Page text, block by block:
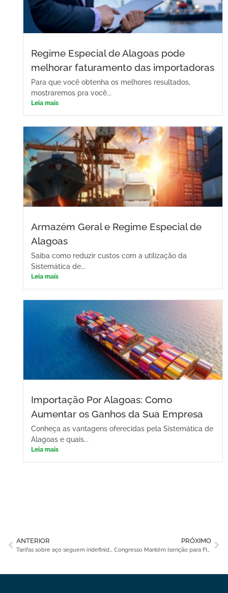
Regime Especial de Alagoas pode
melhorar faturamento das importadoras
Para que você obtenha os melhores resultados,
mostraremos pra você...
Leia mais
Armazém Geral e Regime Especial de
Alagoas
Saiba como reduzir custos com a utilização da
Sistemática de...
Leia mais
Importação Por Alagoas: Como
Aumentar os Ganhos da Sua Empresa
Conheça as vantagens oferecidas pela Sistemática de
Alagoas e quais...
Leia mais
ANTERIOR
Tarifas sobre aço seguem indefinidas e colocam empresários em rota de risco tributário
PRÓXIMO
Congresso Mantém Isenção para FIIs e Fiagros: Alívio Tributário em Meio à Reforma